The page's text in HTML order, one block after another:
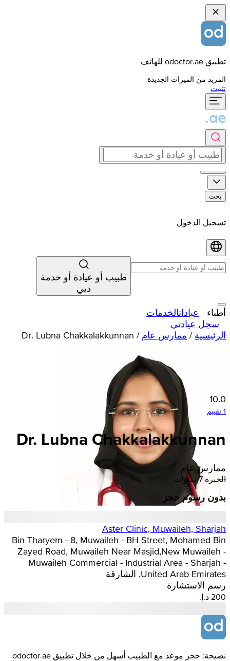
تطبيق odoctor.ae للهاتف
المزيد من الميزات الجديدة
تثبيت
بحث
تسجيل الدخول
طبيب أو عيادة أو خدمة
دبي
أطباء عياداتالخدمات
سجل عيادتي
الرئيسية / ممارس عام /
Dr. Lubna Chakkalakkunnan
10.0
1 تقييم
Dr. Lubna Chakkalakkunnan
ممارس عام
الخبرة 7 سنوات
بدون رسوم حجز
Aster Clinic, Muwaileh, Sharjah
Bin Tharyem - 8, Muwaileh - BH Street, Mohamed Bin
Zayed Road, Muwaileh Near Masjid,New Muwaileh -
Muwaileh Commercial - Industrial Area - Sharjah -
United Arab Emirates, الشارقة
رسم الاستشارة
نصيحة: حجز موعد مع الطبيب أسهل من خلال تطبيق odoctor.ae